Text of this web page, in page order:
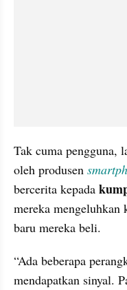
Tak cuma pengguna,
oleh produsen
bercerita kepada
mereka mengeluhkan
baru mereka beli.
“Ada beberapa
mendapatkan sinyal.